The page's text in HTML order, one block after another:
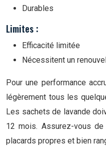
Durables
Limites :
Efficacité limitée
Nécessitent un
Pour une performance
légèrement tous les
Les sachets de lavande
12 mois. Assurez-vous
placards propres et bien